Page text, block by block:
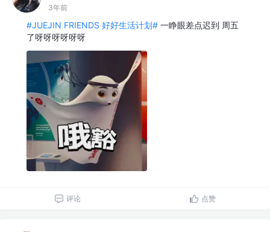
3年前
#JUEJIN FRIENDS 好好生活计划# 一睁眼差点迟到 周五
了呀呀呀呀呀呀
评论 点赞